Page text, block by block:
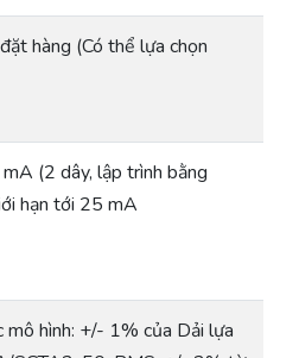
hàng (Có thể lựa chọn
(2 dây, lập trình bằng
hạn tới 25 mA
mô hình: +/- 1% của Dải lựa